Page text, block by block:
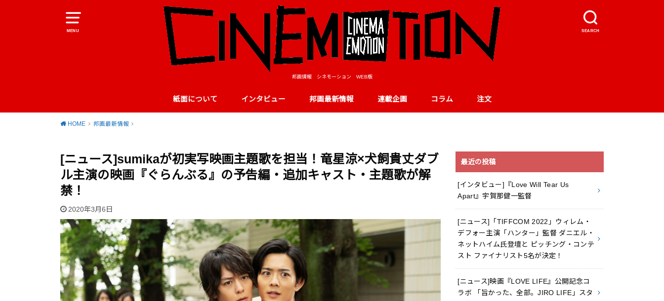
MENU SEARCH
邦画情報 シネモーション WEB版
紙面について インタビュー 邦画最新情報 連載企画 コラム 注文
HOME 邦画最新情報
[ニュース]sumikaが初実写映画主題歌を担当！竜星涼×犬飼貴丈ダブ
ル主演の映画『ぐらんぶる』の予告編・追加キャスト・主題歌が解
禁！
2020年3月6日
最近の投稿
[インタビュー]『Love Will Tear Us
Apart』宇賀那健一監督
[ニュース]「TIFFCOM 2022」ウィレム・
デフォー主演「ハンター」監督 ダニエル・
ネットハイム氏登壇と ピッチング・コンテ
スト ファイナリスト5名が決定！
[ニュース]映画『LOVE LIFE』公開記念コ
ラボ 「旨かった、全部。JIRO LIFE」スタ